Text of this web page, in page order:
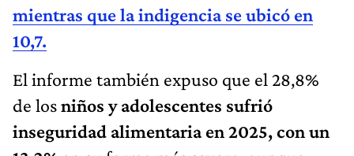
mientras que la indigencia se ubicó en
10,7.
El informe también expuso que el 28,8%
de losniños y adolescentes sufrió
inseguridad alimentaria en 2025, con un